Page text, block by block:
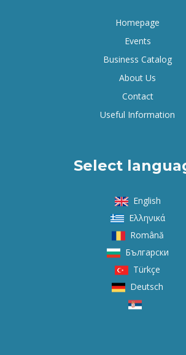
Homepage
Events
Business Catalog
About Us
Contact
Useful Information
Select
English
Ελληνικά
Română
Български
Türkçe
Deutsch